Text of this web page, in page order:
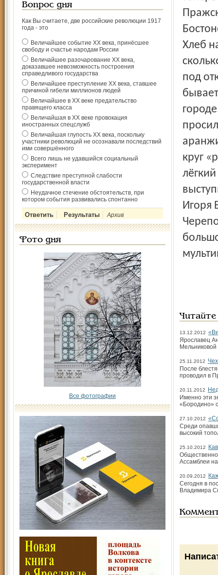
Вопрос дня
Как Вы считаете, две российские революции 1917
года - это
Величайшее событие ХХ века, принёсшее
свободу и счастье народам России
Величайшее разочарование ХХ века,
доказавшее невозможность построения
справедливого государства
Величайшее преступление ХХ века, ставшее
причиной гибели миллионов людей
Величайшее в ХХ веке предательство
правящего класса
Величайшая в ХХ веке провокация
иностранных спецслужб
Величайшая глупость ХХ века, поскольку
участники революций не осознавали последствий
ими совершённого
Всего лишь не удавшийся социальный
эксперимент
Следствие преступной слабости
государственной власти
Неудачное стечение обстоятельств, при
котором события развивались спонтанно
Архив
Фото дня
Все фотографии
Хлеб
под
круг
Игоря
13.12.2012
Ярославец
25.11.2012
После
проводил в
20.11.2012
Именно эти
«Бородино»
27.10.2012
Среди
высокий
25.10.2012
Ассамб­леи
20.09.2012
Сегодня в
Владимира